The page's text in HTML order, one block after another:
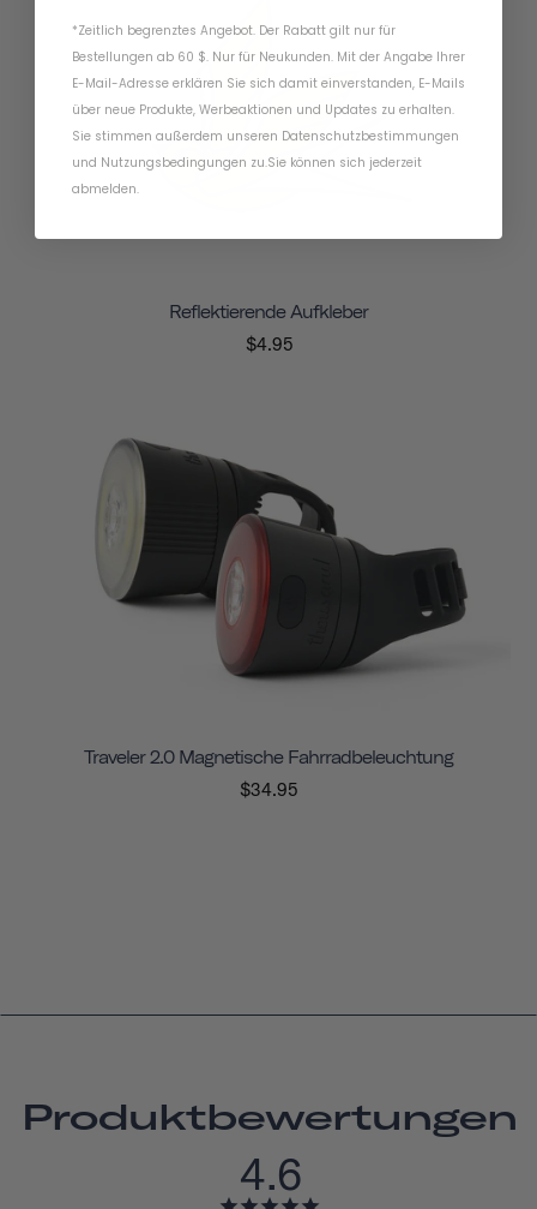
Reflektierende Aufkleber
$4.95
Traveler 2.0 Magnetische Fahrradbeleuchtung
$34.95
Produktbewertungen
4.6
*Zeitlich begrenztes Angebot. Der Rabatt gilt nur für
Bestellungen ab 60 $. Nur für Neukunden. Mit der Angabe Ihrer
E-Mail-Adresse erklären Sie sich damit einverstanden, E-Mails
über neue Produkte, Werbeaktionen und Updates zu erhalten.
Sie stimmen außerdem unseren Datenschutzbestimmungen
und Nutzungsbedingungen zu.Sie können sich jederzeit
abmelden.